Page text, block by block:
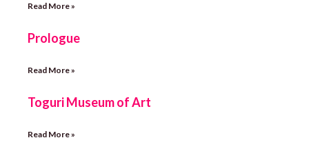
Read More »
Prologue
Read More »
Toguri Museum of Art
Read More »